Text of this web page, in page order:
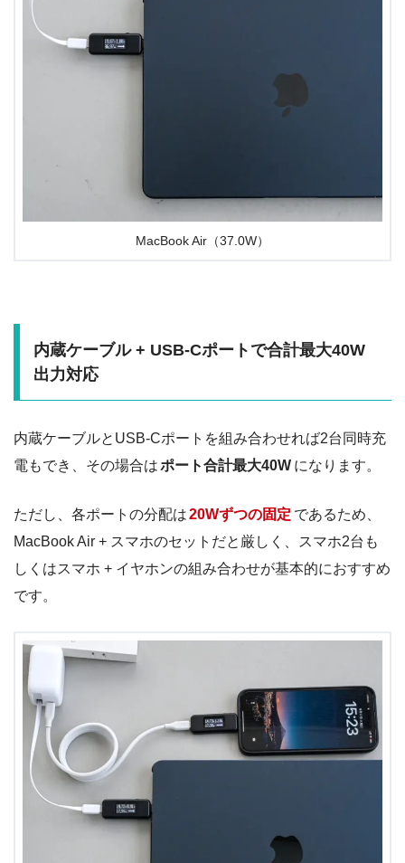
MacBook Air（37.0W）
内蔵ケーブル + USB-Cポートで合計最大40W
出力対応
内蔵ケーブルとUSB-Cポートを組み合わせれば2台同時充
電もでき、その場合はポート合計最大40W になります。
ただし、各ポートの分配は20Wずつの固定 であるため、
MacBook Air + スマホのセットだと厳しく、スマホ2台も
しくはスマホ + イヤホンの組み合わせが基本的におすすめ
です。